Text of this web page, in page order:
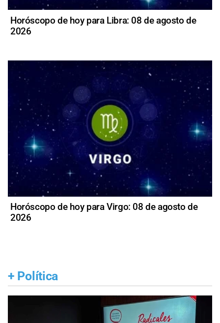
Horóscopo de hoy para Libra: 08 de agosto de
2026
Horóscopo de hoy para Virgo: 08 de agosto de
2026
+ Política